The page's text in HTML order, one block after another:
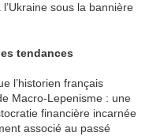
sous la bannière
tendances
l’historien français
Macro-Lepenisme : une
financière incarnée
associé au passé